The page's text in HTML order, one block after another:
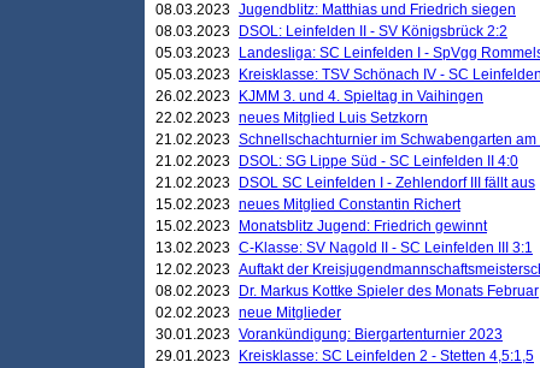
08.03.2023 Jugendblitz: Matthias und Friedrich siegen
08.03.2023
DSOL: Leinfelden II - SV Königsbrück 2:2
05.03.2023
Landesliga: SC Leinfelden I - SpVgg
05.03.2023
Kreisklasse: TSV Schönach IV - SC
26.02.2023
KJMM 3. und 4. Spieltag in Vaihingen
22.02.2023 neues Mitglied Luis Setzkorn
21.02.2023 Schnellschachturnier im Schwabengarten
21.02.2023
DSOL: SG Lippe Süd - SC Leinfelden II 4:0
21.02.2023
DSOL SC Leinfelden I - Zehlendorf III fällt aus
15.02.2023 neues Mitglied Constantin Richert
15.02.2023
Monatsblitz Jugend: Friedrich gewinnt
13.02.2023 C-Klasse: SV Nagold II - SC Leinfelden III 3:1
12.02.2023 Auftakt der
08.02.2023
Dr. Markus Kottke Spieler des Monats Februar
02.02.2023 neue Mitglieder
30.01.2023 Vorankündigung: Biergartenturnier 2023
29.01.2023
Kreisklasse: SC Leinfelden 2 - Stetten 4,5:1,5